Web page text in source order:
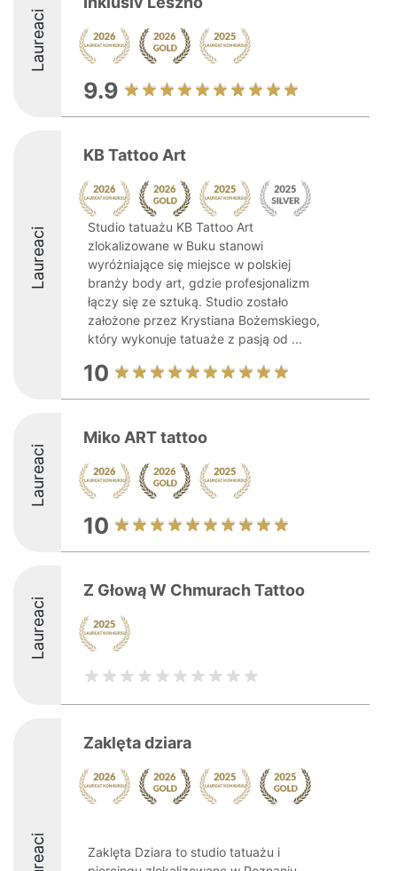
Laureaci
9.9
Laureaci
KB Tattoo Art
Studio tatuażu KB Tattoo Art
zlokalizowane w Buku stanowi
wyróżniające się miejsce w polskiej
branży body art, gdzie profesjonalizm
łączy się ze sztuką. Studio zostało
założone przez Krystiana Bożemskiego,
który wykonuje tatuaże z pasją od ...
10
Laureaci
Miko ART tattoo
10
Laureaci
Z Głową W Chmurach Tattoo
Zaklęta dziara
Zaklęta Dziara to studio tatuażu i